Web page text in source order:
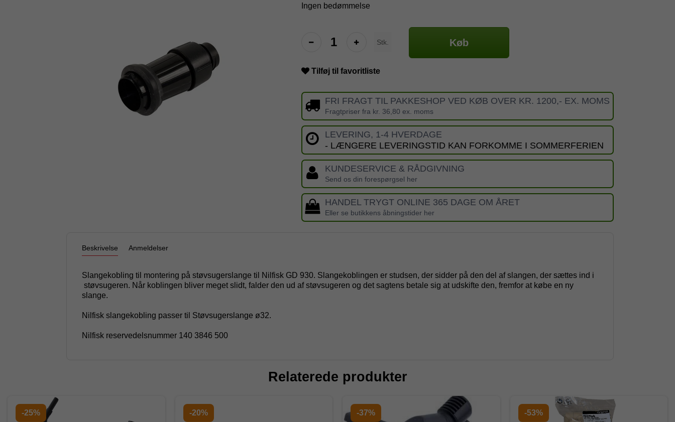
Ingen bedømmelse
Stk. Køb
Tilføj til favoritliste
FRI FRAGT TIL PAKKESHOP VED KØB OVER KR. 1200,- EX. MOMS
Fragtpriser fra kr. 36,80 ex. moms
LEVERING, 1-4 HVERDAGE
- LÆNGERE LEVERINGSTID KAN FORKOMME I SOMMERFERIEN
KUNDESERVICE & RÅDGIVNING
Send os din forespørgsel her
HANDEL TRYGT ONLINE 365 DAGE OM ÅRET
Eller se butikkens åbningstider her
Beskrivelse Anmeldelser
Slangekobling til montering på støvsugerslange til Nilfisk GD 930. Slangekoblingen er studsen, der sidder på den del af slangen, der sættes ind i
støvsugeren. Når koblingen bliver meget slidt, falder den ud af støvsugeren og det sagtens betale sig at udskifte den, fremfor at købe en ny
slange.
Nilfisk slangekobling passer til Støvsugerslange ø32.
Nilfisk reservedelsnummer 140 3846 500
Relaterede produkter
-25% -20% -37% -53%